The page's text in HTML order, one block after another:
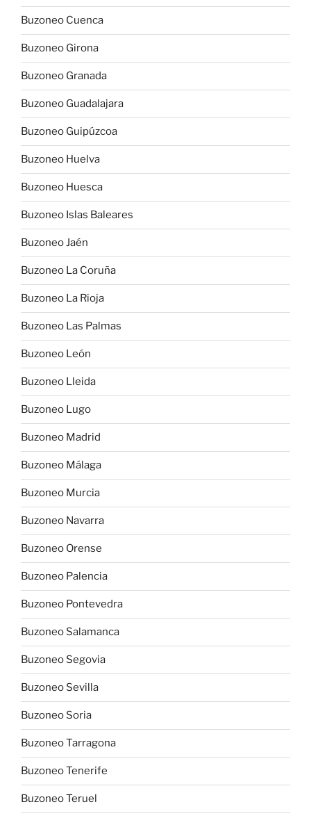
Buzoneo Cuenca
Buzoneo Girona
Buzoneo Granada
Buzoneo Guadalajara
Buzoneo Guipúzcoa
Buzoneo Huelva
Buzoneo Huesca
Buzoneo Islas Baleares
Buzoneo Jaén
Buzoneo La Coruña
Buzoneo La Rioja
Buzoneo Las Palmas
Buzoneo León
Buzoneo Lleida
Buzoneo Lugo
Buzoneo Madrid
Buzoneo Málaga
Buzoneo Murcia
Buzoneo Navarra
Buzoneo Orense
Buzoneo Palencia
Buzoneo Pontevedra
Buzoneo Salamanca
Buzoneo Segovia
Buzoneo Sevilla
Buzoneo Soria
Buzoneo Tarragona
Buzoneo Tenerife
Buzoneo Teruel